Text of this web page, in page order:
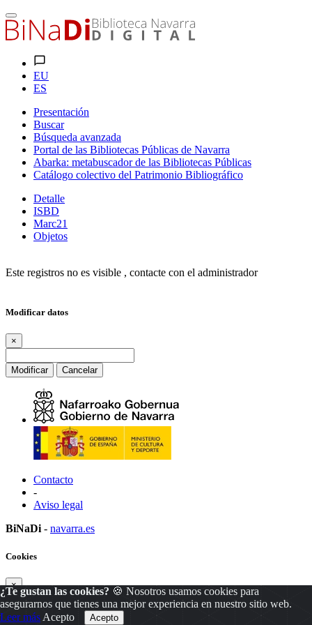
EU
ES
Presentación
Buscar
Búsqueda avanzada
Portal de las Bibliotecas Públicas de Navarra
Abarka: metabuscador de las Bibliotecas Públicas
Catálogo colectivo del Patrimonio Bibliográfico
Detalle
ISBD
Marc21
Objetos
Este registros no es visible , contacte con el administrador
Modificar datos
×
Modificar Cancelar
Contacto
-
Aviso legal
BiNaDi - navarra.es
¿Te gustan las cookies? 🍪 Nosotros usamos cookies para
asegurarnos que tienes una mejor experiencia en nuestro sitio web.
Leer más Acepto
Cookies
×